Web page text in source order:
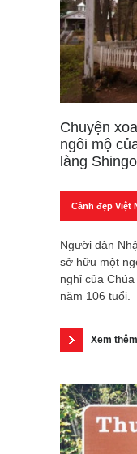
Chuyện
ngôi mộ
làng Shingo
Cảnh đẹp Việt
Người dân
sở hữu một
nghỉ của
năm 106 tuổi.
Xem thêm